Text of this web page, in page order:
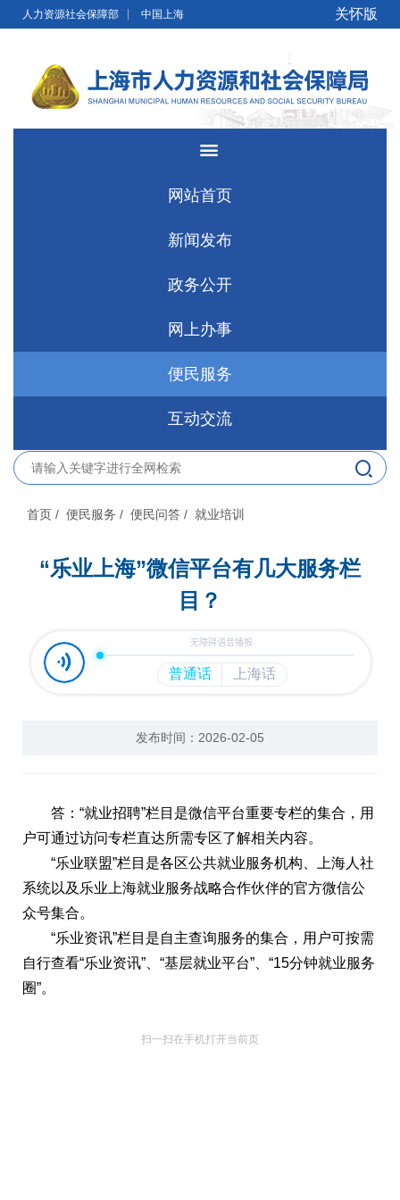
无障碍操作说明 跳转到网站导航区
人力资源社会保障部 中国上海 关怀版
网站首页
新闻发布
政务公开
网上办事
便民服务
互动交流
首页 / 便民服务 / 便民问答 / 就业培训
“乐业上海”微信平台有几大服务栏
目？
发布时间：2026-02-05
答：“就业招聘”栏目是微信平台重要专栏的集合，用
户可通过访问专栏直达所需专区了解相关内容。
“乐业联盟”栏目是各区公共就业服务机构、上海人社
系统以及乐业上海就业服务战略合作伙伴的官方微信公
众号集合。
“乐业资讯”栏目是自主查询服务的集合，用户可按需
自行查看“乐业资讯”、“基层就业平台”、“15分钟就业服务
圈”。
扫一扫在手机打开当前页